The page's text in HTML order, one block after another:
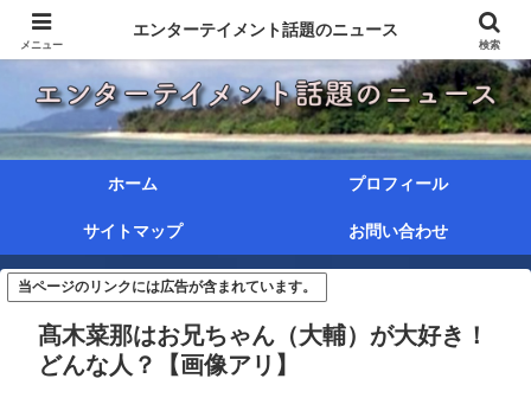
ホーム プロフィール
サイトマップ お問い合わせ
当ページのリンクには広告が含まれています。
髙木菜那はお兄ちゃん（大輔）が大好き！
どんな人？【画像アリ】
メニュー
エンターテイメント話題のニュース
検索